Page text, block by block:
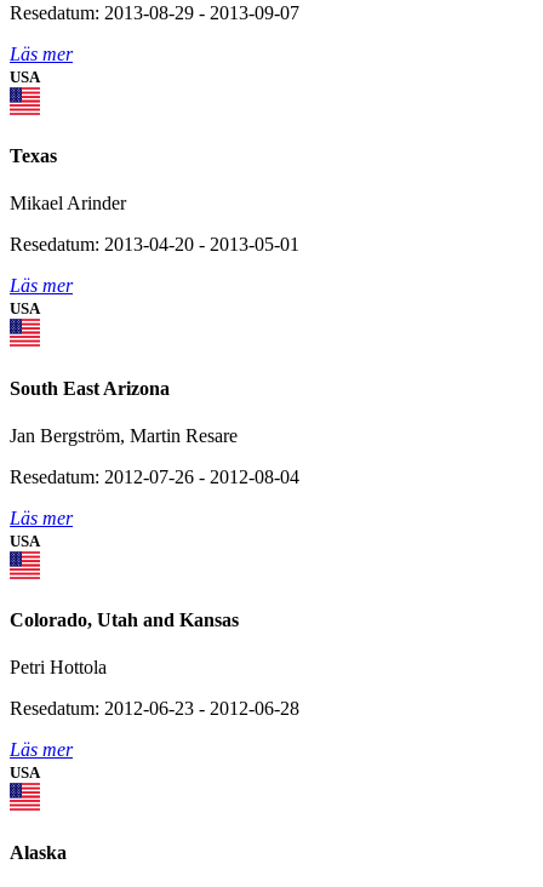
Resedatum: 2013-08-29 - 2013-09-07
Läs mer
USA
Texas
Mikael Arinder
Resedatum: 2013-04-20 - 2013-05-01
Läs mer
USA
South East Arizona
Jan Bergström, Martin Resare
Resedatum: 2012-07-26 - 2012-08-04
Läs mer
USA
Colorado, Utah and Kansas
Petri Hottola
Resedatum: 2012-06-23 - 2012-06-28
Läs mer
USA
Alaska